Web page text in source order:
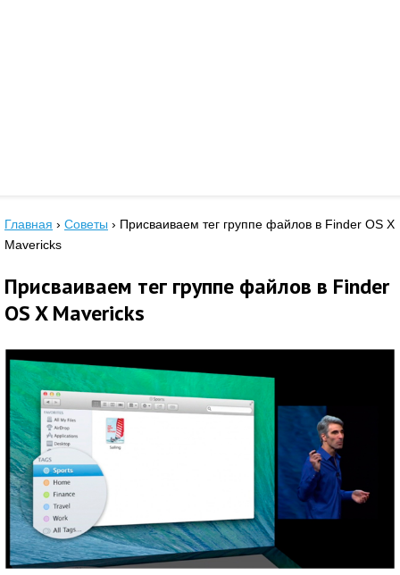
Главная › Советы › Присваиваем тег группе файлов в Finder OS X
Mavericks
Присваиваем тег группе файлов в Finder
OS X Mavericks